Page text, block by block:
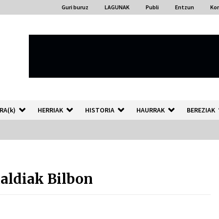
Guri buruz LAGUNAK Publi Entzun
HERRIAK HISTORIA HAURRAK BEREZIAK
2026/07/23
Bilbon